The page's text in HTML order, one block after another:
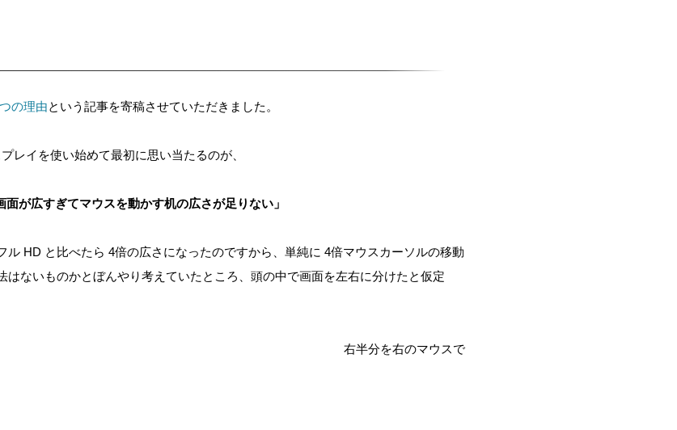
の理由という記事を寄稿させていただきました。
レイを使い始めて最初に思い当たるのが、
面が広すぎてマウスを動かす机の広さが足りない」
ル HD と比べたら 4倍の広さになったのですから、単純に 4倍マウスカーソルの移動
はないものかとぼんやり考えていたところ、頭の中で画面を左右に分けたと仮定
右半分を右のマウスで